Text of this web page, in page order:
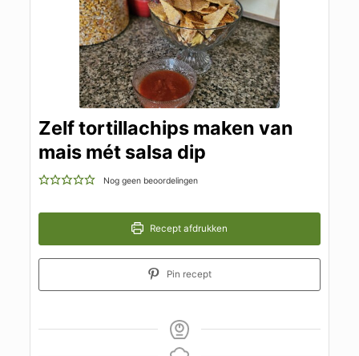
Zelf tortillachips maken van
mais mét salsa dip
Nog geen beoordelingen
Recept afdrukken
Pin recept